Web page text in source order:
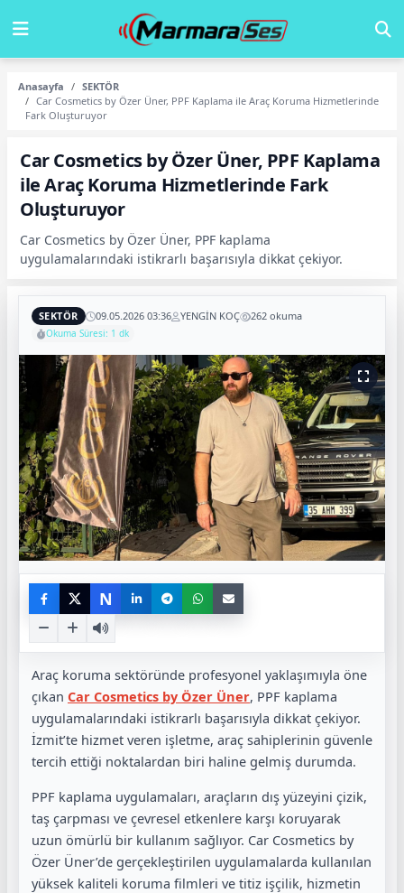
Anasayfa
SEKTÖR
Car Cosmetics by Özer Üner, PPF Kaplama ile Araç Koruma Hizmetlerinde
Fark Oluşturuyor
Car Cosmetics by Özer Üner, PPF Kaplama
ile Araç Koruma Hizmetlerinde Fark
Oluşturuyor
Car Cosmetics by Özer Üner, PPF kaplama
uygulamalarındaki istikrarlı başarısıyla dikkat çekiyor.
SEKTÖR 09.05.2026 03:36 YENGİN KOÇ 262 okuma
Okuma Süresi: 1 dk
N
Araç koruma sektöründe profesyonel yaklaşımıyla öne
çıkan Car Cosmetics by Özer Üner, PPF kaplama
uygulamalarındaki istikrarlı başarısıyla dikkat çekiyor.
İzmit’te hizmet veren işletme, araç sahiplerinin güvenle
tercih ettiği noktalardan biri haline gelmiş durumda.
PPF kaplama uygulamaları, araçların dış yüzeyini çizik,
taş çarpması ve çevresel etkenlere karşı koruyarak
uzun ömürlü bir kullanım sağlıyor. Car Cosmetics by
Özer Üner’de gerçekleştirilen uygulamalarda kullanılan
yüksek kaliteli koruma filmleri ve titiz işçilik, hizmetin